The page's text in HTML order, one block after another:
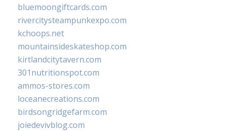
bluemoongiftcards.com
rivercitysteampunkexpo.com
kchoops.net
mountainsideskateshop.com
kirtlandcitytavern.com
301nutritionspot.com
ammos-stores.com
loceanecreations.com
birdsongridgefarm.com
joiedevivblog.com